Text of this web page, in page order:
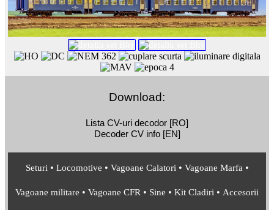
Download:
Lista CV-uri decodor [RO]
Decoder CV info [EN]
Seturi • Locomotive • Vagoane Calatori • Vagoane Marfa •
Vagoane militare • Vagoane CFR • Sine • Kit Cladiri • Accesorii